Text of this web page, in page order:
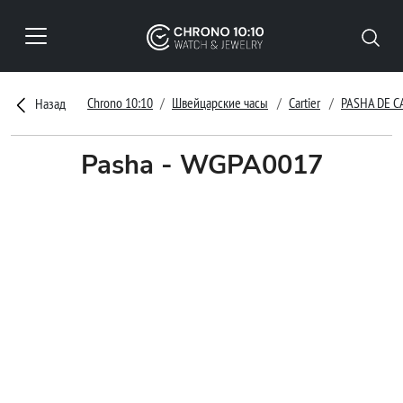
Назад Chrono 10:10 Швейцарские часы Cartier PASHA DE
Pasha - WGPA0017